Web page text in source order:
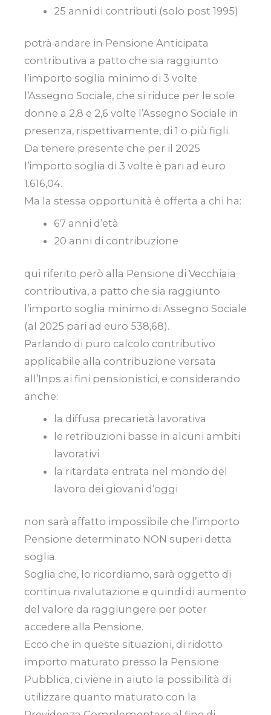
25 anni di contributi (solo post 1995)
potrà andare in Pensione Anticipata
contributiva a patto che sia raggiunto
l’importo soglia minimo di 3 volte
l’Assegno Sociale, che si riduce per le sole
donne a 2,8 e 2,6 volte l’Assegno Sociale in
presenza, rispettivamente, di 1 o più figli.
Da tenere presente che per il 2025
l’importo soglia di 3 volte è pari ad euro
1.616,04.
Ma la stessa opportunità è offerta a chi ha:
67 anni d’età
20 anni di contribuzione
qui riferito però alla Pensione di Vecchiaia
contributiva, a patto che sia raggiunto
l’importo soglia minimo di Assegno Sociale
(al 2025 pari ad euro 538,68).
Parlando di puro calcolo contributivo
applicabile alla contribuzione versata
all’Inps ai fini pensionistici, e considerando
anche:
la diffusa precarietà lavorativa
le retribuzioni basse in alcuni ambiti
lavorativi
la ritardata entrata nel mondo del
lavoro dei giovani d’oggi
non sarà affatto impossibile che l’importo
Pensione determinato NON superi detta
soglia.
Soglia che, lo ricordiamo, sarà oggetto di
continua rivalutazione e quindi di aumento
del valore da raggiungere per poter
accedere alla Pensione.
Ecco che in queste situazioni, di ridotto
importo maturato presso la Pensione
Pubblica, ci viene in aiuto la possibilità di
utilizzare quanto maturato con la